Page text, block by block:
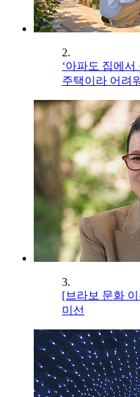
2.
‘아파도 집에
주택이라 어려
3.
[브라보 문화
미선